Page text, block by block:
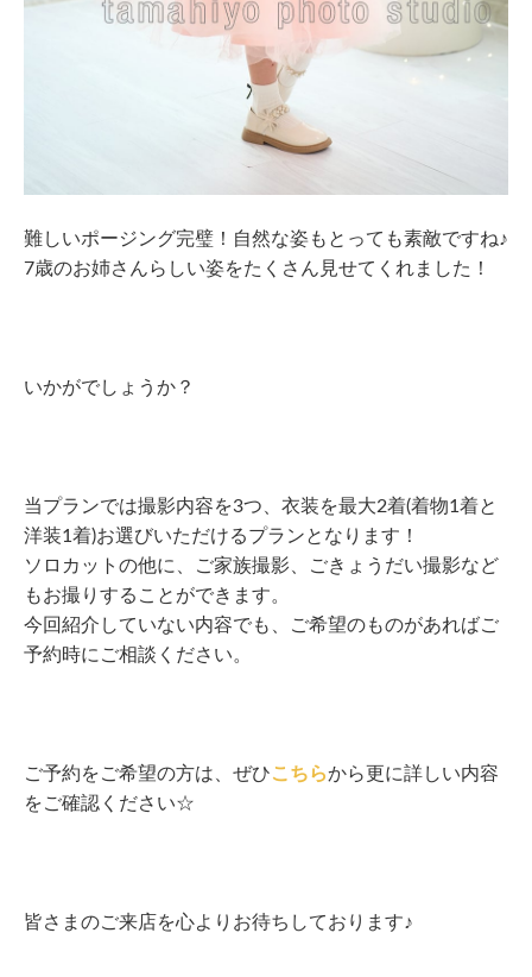
難しいポージング完璧！自然な姿もとっても素敵ですね♪
7歳のお姉さんらしい姿をたくさん見せてくれました！
いかがでしょうか？
当プランでは撮影内容を3つ、衣装を最大2着(着物1着と
洋装1着)お選びいただけるプランとなります！
ソロカットの他に、ご家族撮影、ごきょうだい撮影など
もお撮りすることができます。
今回紹介していない内容でも、ご希望のものがあればご
予約時にご相談ください。
ご予約をご希望の方は、ぜひこちらから更に詳しい内容
をご確認ください☆
皆さまのご来店を心よりお待ちしております♪